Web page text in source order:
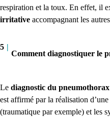
respiration et la toux. En effet, il
irritative accompagnant les
5 |
Comment diagnostiquer le
Le diagnostic du pneumothorax
est affirmé par la réalisation d’une
(traumatique par exemple) et les